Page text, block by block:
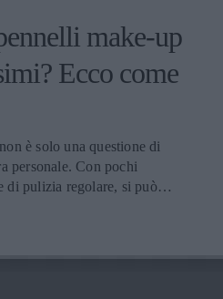
make-up
Ecco come
è solo una questione di
personale. Con pochi
di pulizia regolare, si può
dei preziosi strumenti di